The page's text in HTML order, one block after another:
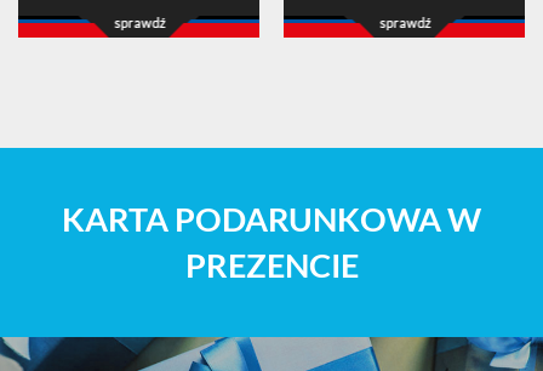
KARTA PODARUNKOWA W
PREZENCIE